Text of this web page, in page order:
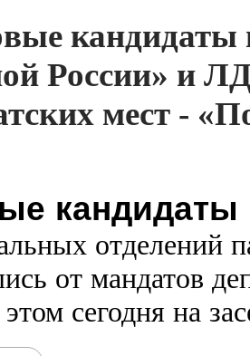
кандидаты
России» и
мест -
кандидаты
отделений
от мандатов
сегодня на